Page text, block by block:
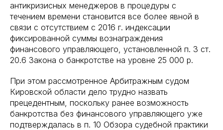
антикризисных менеджеров в процедуры с
течением времени становится все более явной в
связи с отсутствием с 2016 г. индексации
фиксированной суммы вознаграждения
финансового управляющего, установленной п. 3 ст.
20.6 Закона о банкротстве на уровне 25 000 р.
При этом рассмотренное Арбитражным судом
Кировской области дело трудно назвать
прецедентным, поскольку ранее возможность
банкротства без финансового управляющего уже
подтверждалась в п. 10 Обзора судебной практики